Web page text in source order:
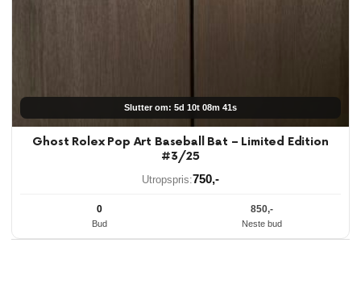
Slutter om: 5d 10t 08m 40s
Ghost Rolex Pop Art Baseball Bat – Limited Edition
#3/25
Utropspris:750,-
0
Bud
850,-
Neste bud